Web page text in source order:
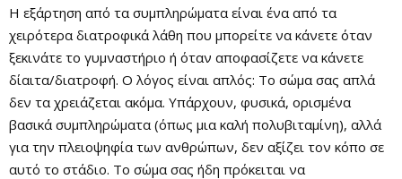
Η εξάρτηση από τα συμπληρώματα είναι ένα από τα
χειρότερα διατροφικά λάθη που μπορείτε να κάνετε όταν
ξεκινάτε το γυμναστήριο ή όταν αποφασίζετε να κάνετε
δίαιτα/διατροφή. Ο λόγος είναι απλός: Το σώμα σας απλά
δεν τα χρειάζεται ακόμα. Υπάρχουν, φυσικά, ορισμένα
βασικά συμπληρώματα (όπως μια καλή πολυβιταμίνη), αλλά
για την πλειοψηφία των ανθρώπων, δεν αξίζει τον κόπο σε
αυτό το στάδιο. Το σώμα σας ήδη πρόκειται να